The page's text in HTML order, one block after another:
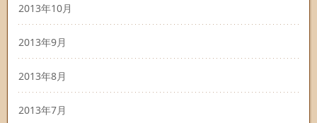
2013年10月
2013年9月
2013年8月
2013年7月